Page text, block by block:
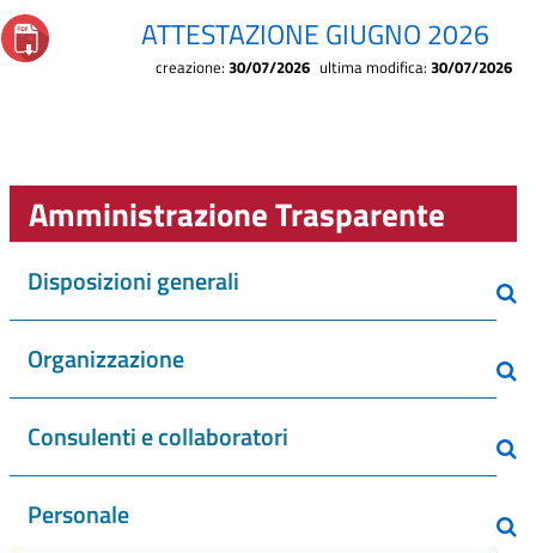
ATTESTAZIONE GIUGNO 2026
creazione: 30/07/2026 ultima modifica: 30/07/2026
Amministrazione Trasparente
Disposizioni generali
Organizzazione
Consulenti e collaboratori
Personale